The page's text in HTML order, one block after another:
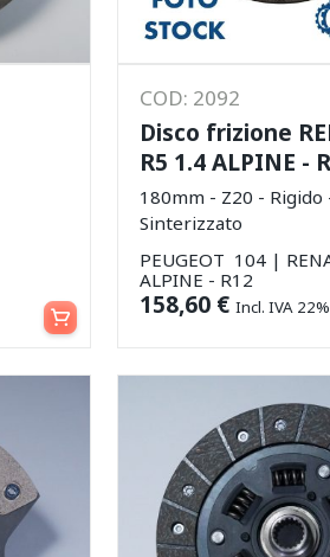
Aggiungi al carrello
COD: 2092
Disco frizione
R5 1.4 ALPINE -
180mm - Z20 - Rigido
Sinterizzato
PEUGEOT 104 |
ALPINE - R12
158,60 € Incl. IVA 22%